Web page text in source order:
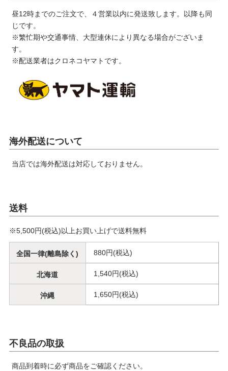
昼12時までのご注文で、４営業以内に発送致します。以降も同
じです。
※繁忙期や交通事情、大型連休により異なる場合がございま
す。
※配送業者はクロネコヤマトです。
海外配送について
当店では海外配送は対応しておりません。
送料
※5,500円(税込)以上お買い上げで送料無料
全国一律(離島除く) 880円(税込)
北海道 1,540円(税込)
沖縄 1,650円(税込)
不良品の取扱
商品到着時に必ず商品をご確認ください。